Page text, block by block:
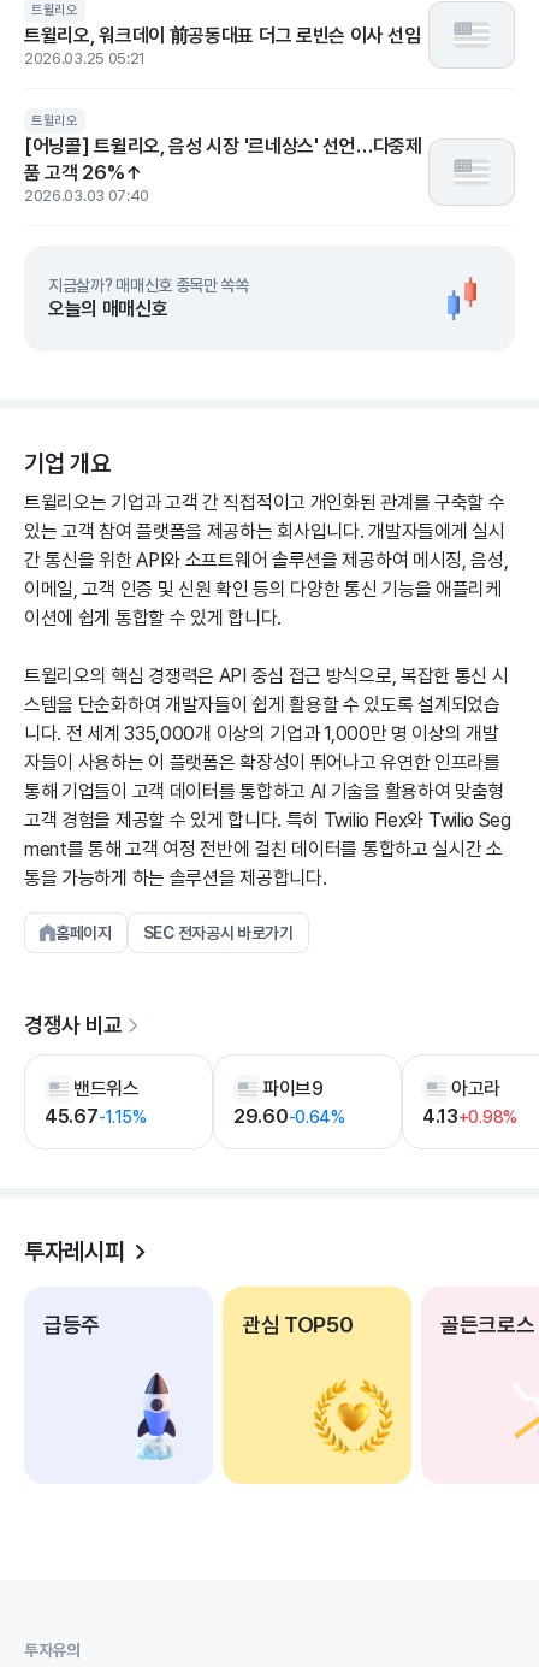
트윌리오
트윌리오, 워크데이 前공동대표 더그 로빈슨 이사 선임
2026.03.25 05:21
트윌리오
[어닝콜] 트윌리오, 음성 시장 '르네상스' 선언…다중제
품 고객 26%↑
2026.03.03 07:40
지금살까? 매매신호 종목만 쏙쏙
오늘의 매매신호
기업 개요
트윌리오는 기업과 고객 간 직접적이고 개인화된 관계를 구축할 수
있는 고객 참여 플랫폼을 제공하는 회사입니다. 개발자들에게 실시
간 통신을 위한 API와 소프트웨어 솔루션을 제공하여 메시징, 음성,
이메일, 고객 인증 및 신원 확인 등의 다양한 통신 기능을 애플리케
이션에 쉽게 통합할 수 있게 합니다.
트윌리오의 핵심 경쟁력은 API 중심 접근 방식으로, 복잡한 통신 시
스템을 단순화하여 개발자들이 쉽게 활용할 수 있도록 설계되었습
니다. 전 세계 335,000개 이상의 기업과 1,000만 명 이상의 개발
자들이 사용하는 이 플랫폼은 확장성이 뛰어나고 유연한 인프라를
통해 기업들이 고객 데이터를 통합하고 AI 기술을 활용하여 맞춤형
고객 경험을 제공할 수 있게 합니다. 특히 Twilio Flex와 Twilio Seg
ment를 통해 고객 여정 전반에 걸친 데이터를 통합하고 실시간 소
통을 가능하게 하는 솔루션을 제공합니다.
홈페이지 SEC 전자공시 바로가기
경쟁사 비교
밴드위스
45.67-1.15%
파이브9
29.60-0.64%
아고라
4.13+0.98%
투자레시피
급등주 관심 TOP50 골든크로스
투자유의